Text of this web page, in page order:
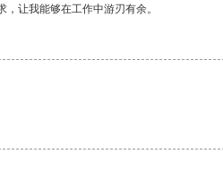
让我能够在工作中游刃有余。